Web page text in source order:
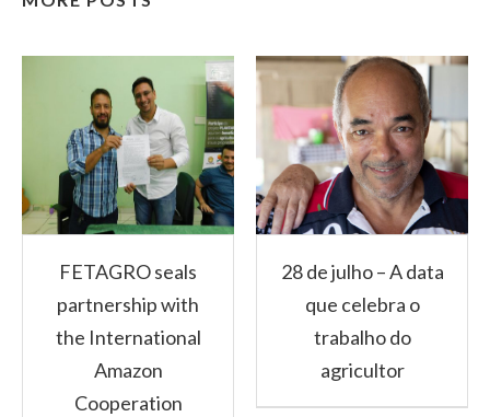
FETAGRO seals
partnership with
the International
Amazon
Cooperation
28 de julho – A data
que celebra o
trabalho do
agricultor